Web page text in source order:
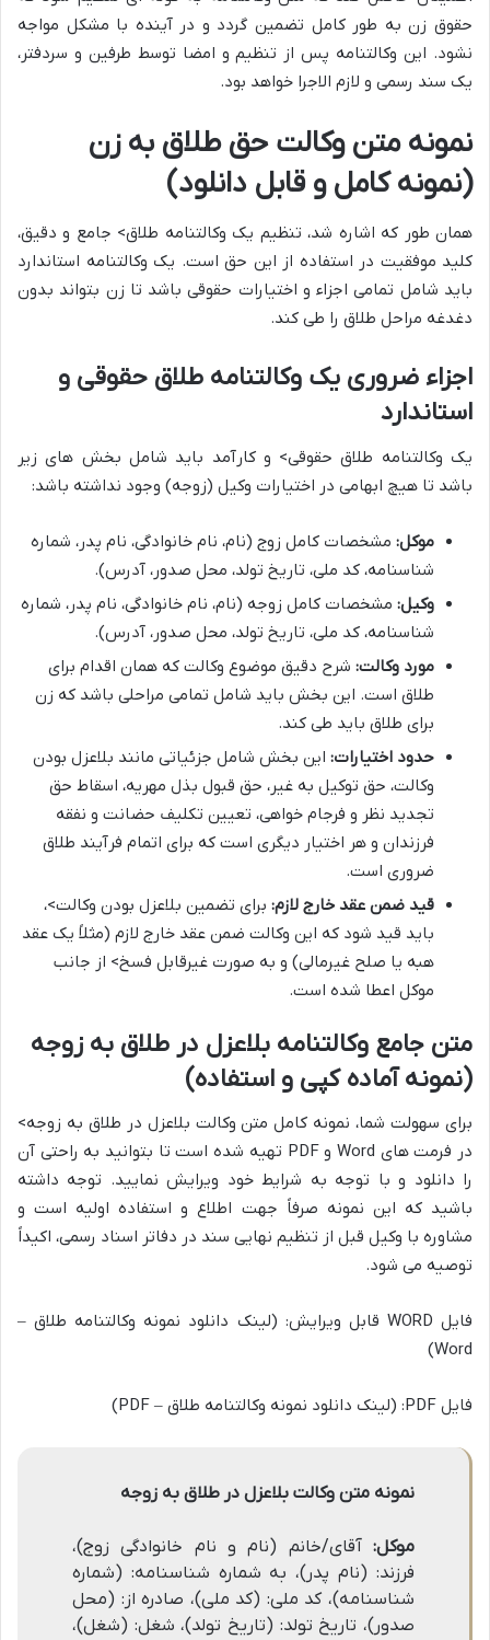
حقوق زن به طور کامل تضمین گردد و در آینده با مشکل مواجه
نشود. این وکالتنامه پس از تنظیم و امضا توسط طرفین و سردفتر،
یک سند رسمی و لازم الاجرا خواهد بود.
نمونه متن وکالت حق طلاق به زن
(نمونه کامل و قابل دانلود)
همان طور که اشاره شد، تنظیم یک وکالتنامه طلاق> جامع و دقیق،
کلید موفقیت در استفاده از این حق است. یک وکالتنامه استاندارد
باید شامل تمامی اجزاء و اختیارات حقوقی باشد تا زن بتواند بدون
دغدغه مراحل طلاق را طی کند.
اجزاء ضروری یک وکالتنامه طلاق حقوقی و
استاندارد
یک وکالتنامه طلاق حقوقی> و کارآمد باید شامل بخش های زیر
باشد تا هیچ ابهامی در اختیارات وکیل (زوجه) وجود نداشته باشد:
موکل: مشخصات کامل زوج (نام، نام خانوادگی، نام پدر، شماره
شناسنامه، کد ملی، تاریخ تولد، محل صدور، آدرس).
وکیل: مشخصات کامل زوجه (نام، نام خانوادگی، نام پدر، شماره
شناسنامه، کد ملی، تاریخ تولد، محل صدور، آدرس).
مورد وکالت: شرح دقیق موضوع وکالت که همان اقدام برای
طلاق است. این بخش باید شامل تمامی مراحلی باشد که زن
برای طلاق باید طی کند.
حدود اختیارات: این بخش شامل جزئیاتی مانند بلاعزل بودن
وکالت، حق توکیل به غیر، حق قبول بذل مهریه، اسقاط حق
تجدید نظر و فرجام خواهی، تعیین تکلیف حضانت و نفقه
فرزندان و هر اختیار دیگری است که برای اتمام فرآیند طلاق
ضروری است.
قید ضمن عقد خارج لازم: برای تضمین بلاعزل بودن وکالت>،
باید قید شود که این وکالت ضمن عقد خارج لازم (مثلاً یک عقد
هبه یا صلح غیرمالی) و به صورت غیرقابل فسخ> از جانب
موکل اعطا شده است.
متن جامع وکالتنامه بلاعزل در طلاق به زوجه
(نمونه آماده کپی و استفاده)
برای سهولت شما، نمونه کامل متن وکالت بلاعزل در طلاق به زوجه>
در فرمت های Word و PDF تهیه شده است تا بتوانید به راحتی آن
را دانلود و با توجه به شرایط خود ویرایش نمایید. توجه داشته
باشید که این نمونه صرفاً جهت اطلاع و استفاده اولیه است و
مشاوره با وکیل قبل از تنظیم نهایی سند در دفاتر اسناد رسمی، اکیداً
توصیه می شود.
فایل WORD قابل ویرایش: (لینک دانلود نمونه وکالتنامه طلاق –
Word)
فایل PDF: (لینک دانلود نمونه وکالتنامه طلاق – PDF)
نمونه متن وکالت بلاعزل در طلاق به زوجه
موکل: آقای/خانم (نام و نام خانوادگی زوج)،
فرزند: (نام پدر)، به شماره شناسنامه: (شماره
شناسنامه)، کد ملی: (کد ملی)، صادره از: (محل
صدور)، تاریخ تولد: (تاریخ تولد)، شغل: (شغل)،